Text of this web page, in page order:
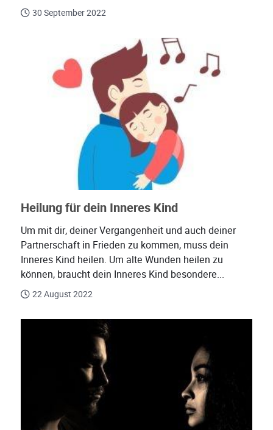
30 September 2022
Heilung für dein Inneres Kind
Um mit dir, deiner Vergangenheit und auch deiner
Partnerschaft in Frieden zu kommen, muss dein
Inneres Kind heilen. Um alte Wunden heilen zu
können, braucht dein Inneres Kind besondere...
22 August 2022